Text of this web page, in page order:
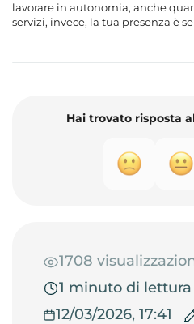
lavorare in autonomia, anche
servizi, invece, la tua presenza è
Hai trovato risposta
1708
1 minuto di lettura
12/03/2026, 17:41